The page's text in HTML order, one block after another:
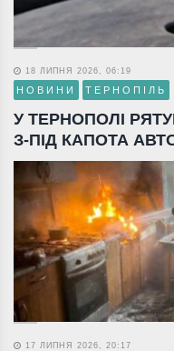
18 ЛИПНЯ 2026, 06:19
НОВИНИ ТЕРНОПІЛЬ
У ТЕРНОПОЛІ
З-ПІД КАПОТА
17 ЛИПНЯ 2026, 20:17